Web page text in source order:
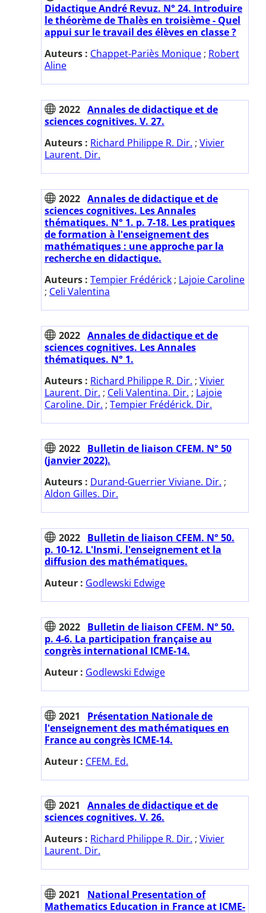
Didactique André Revuz. N° 24. Introduire
le théorème de Thalès en troisième - Quel
appui sur le travail des élèves en classe ?
Auteurs : Chappet-Pariès Monique ; Robert
Aline
2022 Annales de didactique et de
sciences cognitives. V. 27.
Auteurs : Richard Philippe R. Dir. ; Vivier
Laurent. Dir.
2022 Annales de didactique et de
sciences cognitives. Les Annales
thématiques. N° 1. p. 7-18. Les pratiques
de formation à l'enseignement des
mathématiques : une approche par la
recherche en didactique.
Auteurs : Tempier Frédérick ; Lajoie Caroline
; Celi Valentina
2022 Annales de didactique et de
sciences cognitives. Les Annales
thématiques. N° 1.
Auteurs : Richard Philippe R. Dir. ; Vivier
Laurent. Dir. ; Celi Valentina. Dir. ; Lajoie
Caroline. Dir. ; Tempier Frédérick. Dir.
2022 Bulletin de liaison CFEM. N° 50
(janvier 2022).
Auteurs : Durand-Guerrier Viviane. Dir. ;
Aldon Gilles. Dir.
2022 Bulletin de liaison CFEM. N° 50.
p. 10-12. L'Insmi, l'enseignement et la
diffusion des mathématiques.
Auteur : Godlewski Edwige
2022 Bulletin de liaison CFEM. N° 50.
p. 4-6. La participation française au
congrès international ICME-14.
Auteur : Godlewski Edwige
2021
Présentation Nationale de
l'enseignement des mathématiques en
France au congrès ICME-14.
Auteur : CFEM. Ed.
2021
Annales de didactique et de
sciences cognitives. V. 26.
Auteurs : Richard Philippe R. Dir. ; Vivier
Laurent. Dir.
2021
National Presentation of
Mathematics Education in France at ICME-